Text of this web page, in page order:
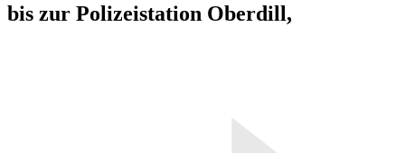
bis zur Polizeistation Oberdill,